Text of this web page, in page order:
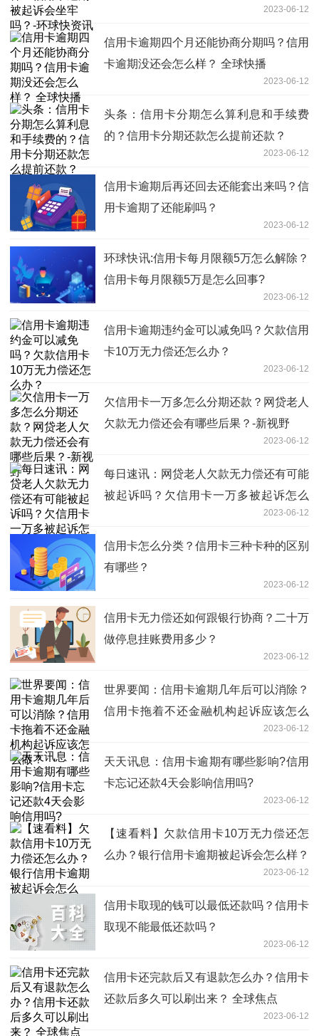
2023-06-12
信用卡逾期四个月还能协商分期吗？信用
卡逾期没还会怎么样？ 全球快播
2023-06-12
头条：信用卡分期怎么算利息和手续费
的？信用卡分期还款怎么提前还款？
2023-06-12
信用卡逾期后再还回去还能套出来吗？信
用卡逾期了还能刷吗？
2023-06-12
环球快讯:信用卡每月限额5万怎么解除？
信用卡每月限额5万是怎么回事?
2023-06-12
信用卡逾期违约金可以减免吗？欠款信用
卡10万无力偿还怎么办？
2023-06-12
欠信用卡一万多怎么分期还款？网贷老人
欠款无力偿还会有哪些后果？-新视野
2023-06-12
每日速讯：网贷老人欠款无力偿还有可能
被起诉吗？欠信用卡一万多被起诉怎么
2023-06-12
信用卡怎么分类？信用卡三种卡种的区别
有哪些？
2023-06-12
信用卡无力偿还如何跟银行协商？二十万
做停息挂账费用多少？
2023-06-12
世界要闻：信用卡逾期几年后可以消除？
信用卡拖着不还金融机构起诉应该怎么
2023-06-12
天天讯息：信用卡逾期有哪些影响?信用
卡忘记还款4天会影响信用吗?
2023-06-12
【速看料】欠款信用卡10万无力偿还怎
么办？银行信用卡逾期被起诉会怎么样？
2023-06-12
信用卡取现的钱可以最低还款吗？信用卡
取现不能最低还款吗？
2023-06-12
信用卡还完款后又有退款怎么办？信用卡
还款后多久可以刷出来？ 全球焦点
2023-06-12